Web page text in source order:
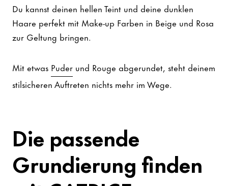
Du kannst deinen hellen Teint und deine dunklen
Haare perfekt mit Make-up Farben in Beige und Rosa
zur Geltung bringen.
Mit etwas Puder und Rouge abgerundet, steht deinem
stilsicheren Auftreten nichts mehr im Wege.
Die passende
Grundierung finden